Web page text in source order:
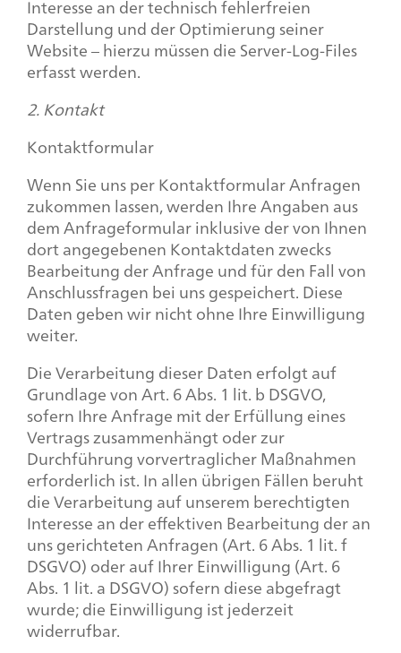
Interesse an der technisch fehlerfreien
Darstellung und der Optimierung seiner
Website – hierzu müssen die Server-Log-Files
erfasst werden.
2. Kontakt
Kontaktformular
Wenn Sie uns per Kontaktformular Anfragen
zukommen lassen, werden Ihre Angaben aus
dem Anfrageformular inklusive der von Ihnen
dort angegebenen Kontaktdaten zwecks
Bearbeitung der Anfrage und für den Fall von
Anschlussfragen bei uns gespeichert. Diese
Daten geben wir nicht ohne Ihre Einwilligung
weiter.
Die Verarbeitung dieser Daten erfolgt auf
Grundlage von Art. 6 Abs. 1 lit. b DSGVO,
sofern Ihre Anfrage mit der Erfüllung eines
Vertrags zusammenhängt oder zur
Durchführung vorvertraglicher Maßnahmen
erforderlich ist. In allen übrigen Fällen beruht
die Verarbeitung auf unserem berechtigten
Interesse an der effektiven Bearbeitung der an
uns gerichteten Anfragen (Art. 6 Abs. 1 lit. f
DSGVO) oder auf Ihrer Einwilligung (Art. 6
Abs. 1 lit. a DSGVO) sofern diese abgefragt
wurde; die Einwilligung ist jederzeit
widerrufbar.